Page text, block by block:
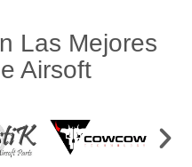
Las Mejores
Airsoft